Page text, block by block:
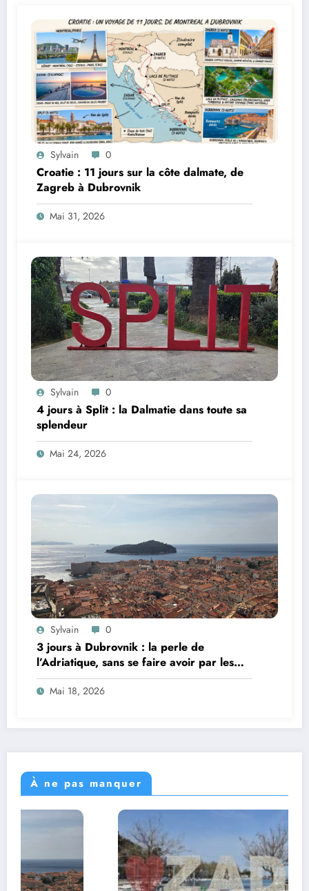
Sylvain 0
Croatie : 11 jours sur la côte dalmate, de
Zagreb à Dubrovnik
Mai 31, 2026
Sylvain 0
4 jours à Split : la Dalmatie dans toute sa
splendeur
Mai 24, 2026
Sylvain 0
3 jours à Dubrovnik : la perle de
l’Adriatique, sans se faire avoir par les
foules
Mai 18, 2026
À ne pas manquer